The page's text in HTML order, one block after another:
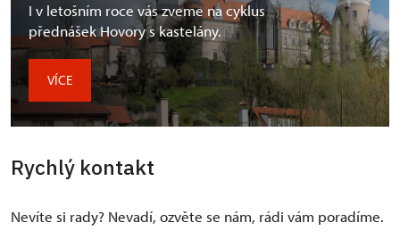
I v letošním roce vás zveme na cyklus
přednášek Hovory s kastelány.
VÍCE
Rychlý kontakt
Nevíte si rady? Nevadí, ozvěte se nám, rádi vám poradíme.